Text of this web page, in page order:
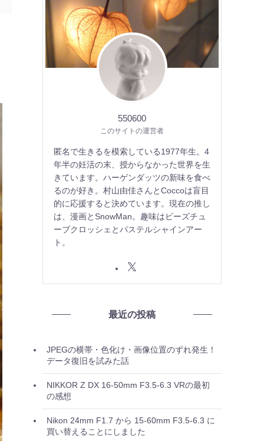
550600
このサイトの運営者
匿名で生きるを模索している1977年生。4
年半の妊活の末、授からなかった世界を生
きています。ハーゲンダッツの新味を食べ
るのが好き。村山由佳さんとCoccoは盲目
的に応援すると決めています。現在の推し
は、漫画とSnowMan。趣味はビーズチュ
ーブクロッシェとパステルシャインアー
ト。
最近の投稿
JPEGの横帯・色化け・画像位置のずれ発生！
データ復旧を試みた話
NIKKOR Z DX 16-50mm F3.5-6.3 VRの最初
の感想
Nikon 24mm F1.7 から 15-60mm F3.5-6.3 に
買い替えることにしました